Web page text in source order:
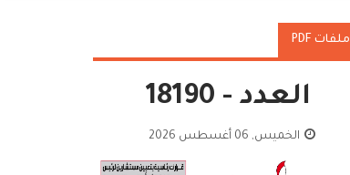
ملفات PDF
العدد - 18190
الخميس, 06 أغسطس 2026